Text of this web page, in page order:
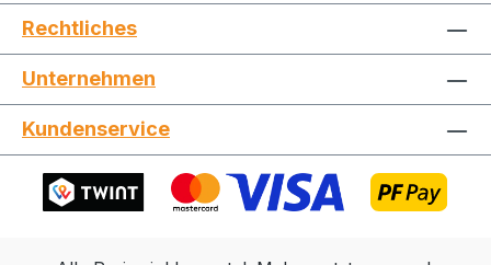
Jetzt die Website deinen Freunden zeigen
Kopieren
Rechtliches
Unternehmen
Kundenservice